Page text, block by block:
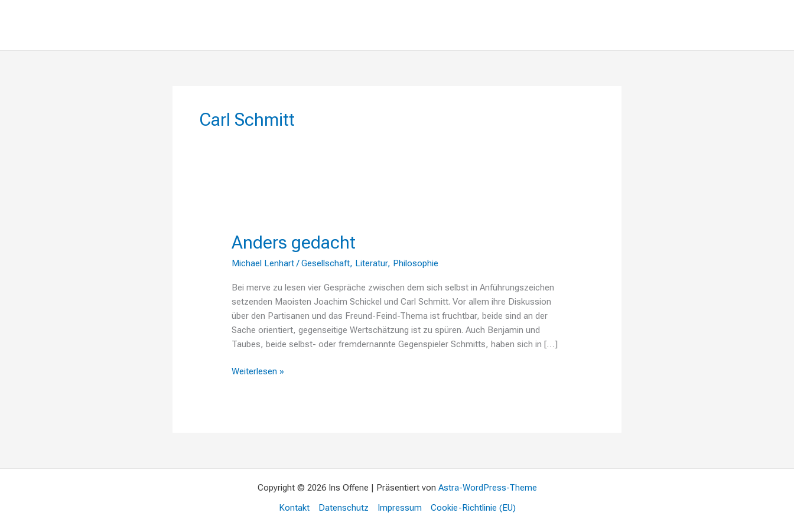
Carl Schmitt
Anders gedacht
Michael Lenhart/Gesellschaft, Literatur, Philosophie
Bei merve zu lesen vier Gespräche zwischen dem sich selbst in Anführungszeichen
setzenden Maoisten Joachim Schickel und Carl Schmitt. Vor allem ihre Diskussion
über den Partisanen und das Freund-Feind-Thema ist fruchtbar, beide sind an der
Sache orientiert, gegenseitige Wertschätzung ist zu spüren. Auch Benjamin und
Taubes, beide selbst- oder fremdernannte Gegenspieler Schmitts, haben sich in […]
Weiterlesen »
Copyright © 2026 Ins Offene | Präsentiert von Astra-WordPress-Theme
Kontakt
Datenschutz Impressum Cookie-Richtlinie (EU)